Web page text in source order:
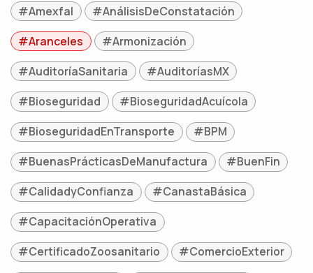
#Amexfal
#AnálisisDeConstatación
#Aranceles
#Armonización
#AuditoríaSanitaria
#AuditoríasMX
#Bioseguridad
#BioseguridadAcuícola
#BioseguridadEnTransporte
#BPM
#BuenasPrácticasDeManufactura
#BuenFin
#CalidadyConfianza
#CanastaBásica
#CapacitaciónOperativa
#CertificadoZoosanitario
#ComercioExterior